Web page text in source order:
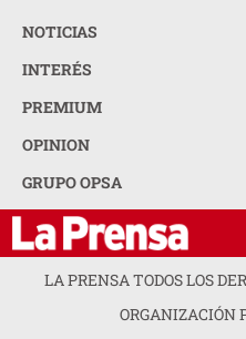
NOTICIAS
INTERÉS
PREMIUM
OPINION
GRUPO OPSA
LA PRENSA TODOS LOS
ORGANIZACIÓN